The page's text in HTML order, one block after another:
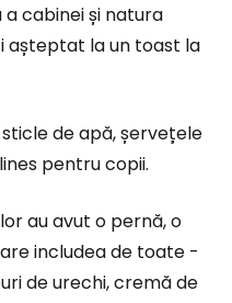
cabinei și natura
așteptat la un toast la
de apă, șervețele
pentru copii.
au avut o pernă, o
includea de toate -
de urechi, cremă de